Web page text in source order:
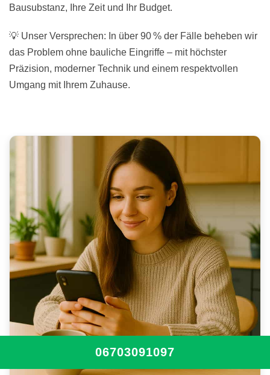
Bausubstanz, Ihre Zeit und Ihr Budget.
💡 Unser Versprechen: In über 90 % der Fälle beheben wir
das Problem ohne bauliche Eingriffe – mit höchster
Präzision, moderner Technik und einem respektvollen
Umgang mit Ihrem Zuhause.
06703091097